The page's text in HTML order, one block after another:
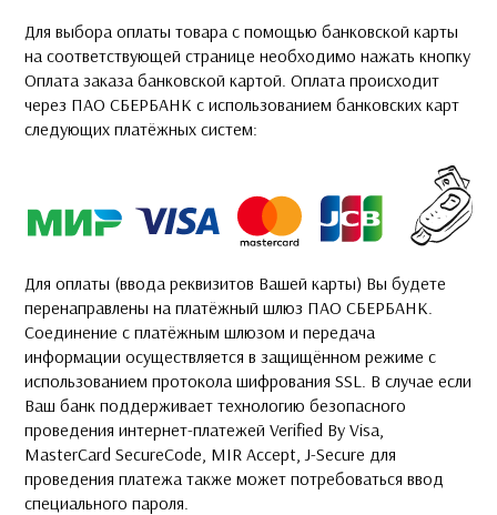
Для выбора оплаты товара с помощью банковской карты
на соответствующей странице необходимо нажать кнопку
Оплата заказа банковской картой. Оплата происходит
через ПАО СБЕРБАНК с использованием банковских карт
следующих платёжных систем:
Для оплаты (ввода реквизитов Вашей карты) Вы будете
перенаправлены на платёжный шлюз ПАО СБЕРБАНК.
Соединение с платёжным шлюзом и передача
информации осуществляется в защищённом режиме с
использованием протокола шифрования SSL. В случае если
Ваш банк поддерживает технологию безопасного
проведения интернет-платежей Verified By Visa,
MasterCard SecureCode, MIR Accept, J-Secure для
проведения платежа также может потребоваться ввод
специального пароля.